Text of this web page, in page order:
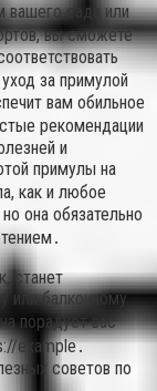
вашего сада или
вы сможете
за примулой
вам обильное
рекомендации
и
примулы на
как и любое
она обязательно
станет
или балконному
порадует вас
example․
советов по